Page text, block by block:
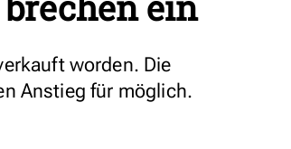
worden. Die
Anstieg für möglich.